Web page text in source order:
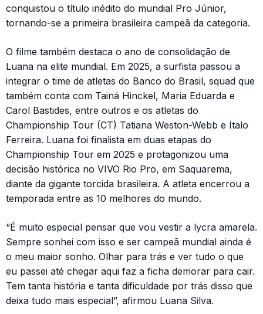
conquistou o título inédito do mundial Pro Júnior,
tornando-se a primeira brasileira campeã da categoria.
O filme também destaca o ano de consolidação de
Luana na elite mundial. Em 2025, a surfista passou a
integrar o time de atletas do Banco do Brasil, squad que
também conta com Tainá Hinckel, Maria Eduarda e
Carol Bastides, entre outros e os atletas do
Championship Tour (CT) Tatiana Weston-Webb e Italo
Ferreira. Luana foi finalista em duas etapas do
Championship Tour em 2025 e protagonizou uma
decisão histórica no VIVO Rio Pro, em Saquarema,
diante da gigante torcida brasileira. A atleta encerrou a
temporada entre as 10 melhores do mundo.
“É muito especial pensar que vou vestir a lycra amarela.
Sempre sonhei com isso e ser campeã mundial ainda é
o meu maior sonho. Olhar para trás e ver tudo o que
eu passei até chegar aqui faz a ficha demorar para cair.
Tem tanta história e tanta dificuldade por trás disso que
deixa tudo mais especial”, afirmou Luana Silva.